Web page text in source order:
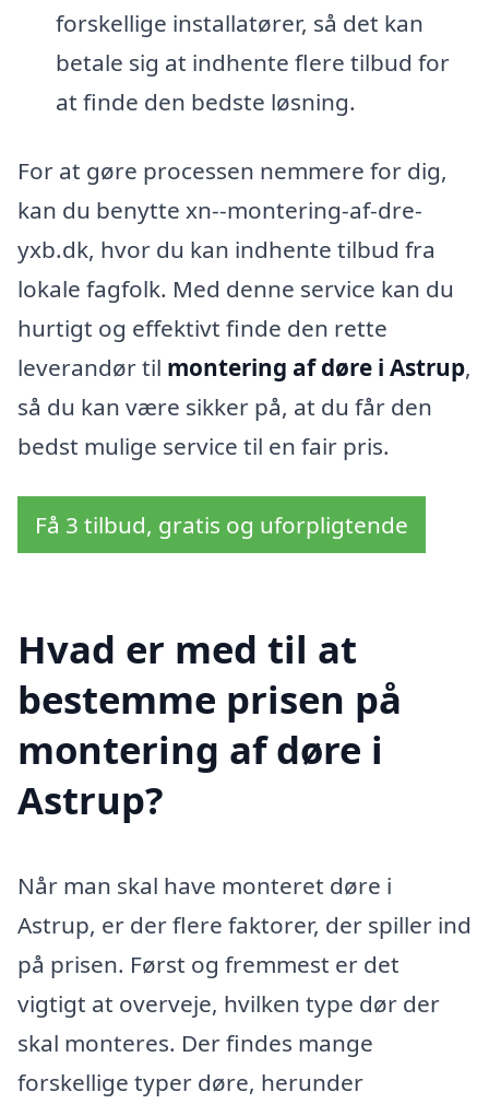
forskellige installatører, så det kan
betale sig at indhente flere tilbud for
at finde den bedste løsning.
For at gøre processen nemmere for dig,
kan du benytte xn--montering-af-dre-
yxb.dk, hvor du kan indhente tilbud fra
lokale fagfolk. Med denne service kan du
hurtigt og effektivt finde den rette
leverandør til montering af døre i Astrup,
så du kan være sikker på, at du får den
bedst mulige service til en fair pris.
Få 3 tilbud, gratis og uforpligtende
Hvad er med til at
bestemme prisen på
montering af døre i
Astrup?
Når man skal have monteret døre i
Astrup, er der flere faktorer, der spiller ind
på prisen. Først og fremmest er det
vigtigt at overveje, hvilken type dør der
skal monteres. Der findes mange
forskellige typer døre, herunder